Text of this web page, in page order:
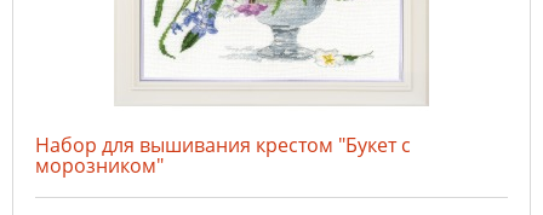
Набор для вышивания крестом "Букет с
морозником"